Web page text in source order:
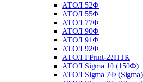
АТОЛ 52Ф
АТОЛ 55Ф
АТОЛ 77Ф
АТОЛ 90Ф
АТОЛ 91Ф
АТОЛ 92Ф
АТОЛ FPrint-22ПТК
АТОЛ Sigma 10 (150Ф)
АТОЛ Sigma 7Ф (Sigma)